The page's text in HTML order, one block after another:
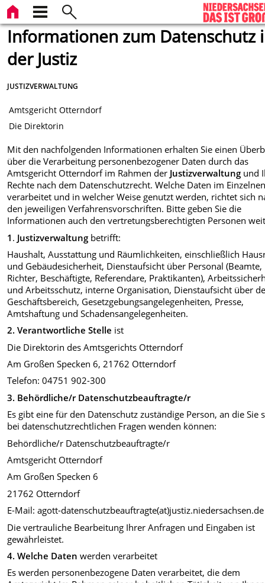
Informationen zum Datenschutz
der Justiz
JUSTIZVERWALTUNG
Amtsgericht Otterndorf
Die Direktorin
Mit den nachfolgenden Informationen erhalten Sie einen
über die Verarbeitung personenbezogener Daten durch das
Amtsgericht Otterndorf im Rahmen der Justizverwaltung und
Rechte nach dem Datenschutzrecht. Welche Daten im
verarbeitet und in welcher Weise genutzt werden, richtet sich
den jeweiligen Verfahrensvorschriften. Bitte geben Sie die
Informationen auch den vertretungsberechtigten Personen
1 . Justizverwaltung betrifft:
Haushalt, Ausstattung und Räumlichkeiten, einschließlich
und Gebäudesicherheit, Dienstaufsicht über Personal (Beamte,
Richter, Beschäftigte, Referendare, Praktikanten),
und Arbeitsschutz, interne Organisation, Dienstaufsicht über
Geschäftsbereich, Gesetzgebungsangelegenheiten, Presse,
Amtshaftung und Schadensangelegenheiten.
2. Verantwortliche Stelle ist
Die Direktorin des Amtsgerichts Otterndorf
Am Großen Specken 6, 21762 Otterndorf
Telefon: 04751 902-300
3. Behördliche/r Datenschutzbeauftragte/r
Es gibt eine für den Datenschutz zuständige Person, an die Sie
bei datenschutzrechtlichen Fragen wenden können:
Behördliche/r Datenschutzbeauftragte/r
Amtsgericht Otterndorf
Am Großen Specken 6
21762 Otterndorf
E-Mail: agott-datenschutzbeauftragte(at)justiz.niedersachsen.de
Die vertrauliche Bearbeitung Ihrer Anfragen und Eingaben ist
gewährleistet.
4. Welche Daten werden verarbeitet
Es werden personenbezogene Daten verarbeitet, die dem